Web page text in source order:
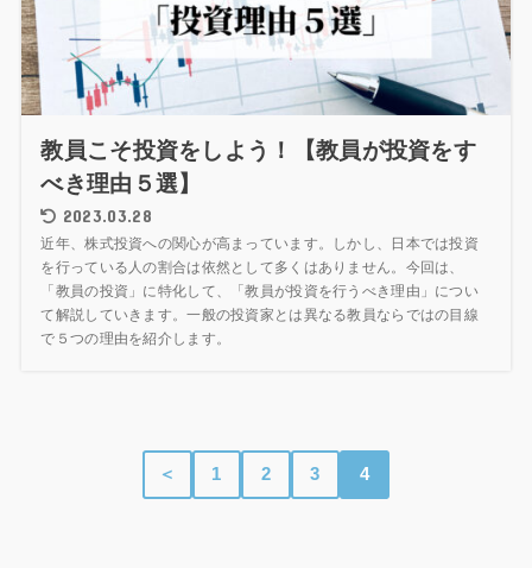
教員こそ投資をしよう！【教員が投資をす
べき理由５選】
2023.03.28
近年、株式投資への関心が高まっています。しかし、日本では投資
を行っている人の割合は依然として多くはありません。今回は、
「教員の投資」に特化して、「教員が投資を行うべき理由」につい
て解説していきます。一般の投資家とは異なる教員ならではの目線
で５つの理由を紹介します。
＜ 1 2 3 4